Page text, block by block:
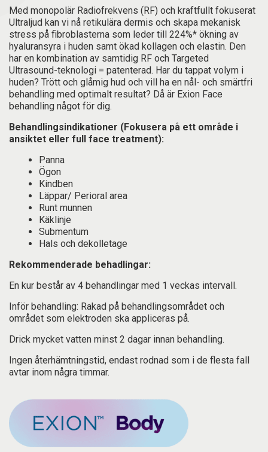
Med monopolär Radiofrekvens (RF) och kraftfullt fokuserat
Ultraljud kan vi nå retikulära dermis och skapa mekanisk
stress på fibroblasterna som leder till 224%* ökning av
hyaluransyra i huden samt ökad kollagen och elastin. Den
har en kombination av samtidig RF och Targeted
Ultrasound-teknologi = patenterad. Har du tappat volym i
huden? Trött och glåmig hud och vill ha en nål- och smärtfri
behandling med optimalt resultat? Då är Exion Face
behandling något för dig.
Behandlingsindikationer (Fokusera på ett område i
ansiktet eller full face treatment):
Panna
Ögon
Kindben
Läppar/ Perioral area
Runt munnen
Käklinje
Submentum
Hals och dekolletage
Rekommenderade behadlingar:
En kur består av 4 behandlingar med 1 veckas intervall.
Inför behandling: Rakad på behandlingsområdet och
området som elektroden ska appliceras på.
Drick mycket vatten minst 2 dagar innan behandling.
Ingen återhämtningstid, endast rodnad som i de flesta fall
avtar inom några timmar.